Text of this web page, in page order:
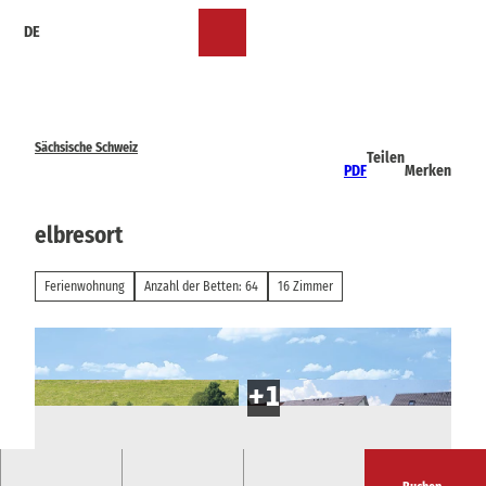
DE
Sächsische Schweiz
PDF
Teilen
Merken
elbresort
Ferienwohnung Anzahl der Betten: 64 16 Zimmer